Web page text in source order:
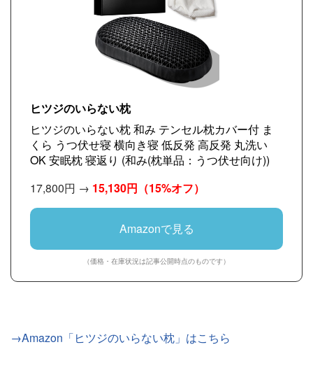
ヒツジのいらない枕
ヒツジのいらない枕 和み テンセル枕カバー付 ま
くら うつ伏せ寝 横向き寝 低反発 高反発 丸洗い
OK 安眠枕 寝返り (和み(枕単品：うつ伏せ向け))
17,800円 → 15,130円 （15%オフ）
Amazonで見る
（価格・在庫状況は記事公開時点のものです）
→Amazon「ヒツジのいらない枕」はこちら